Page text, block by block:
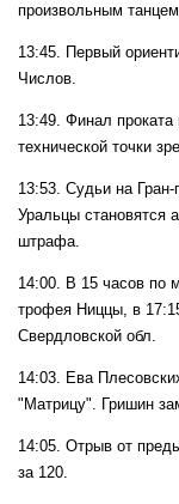
произвольным
13:45. Первый
Числов.
13:49. Финал
технической точки
13:53. Судьи на
Уральцы становятся
штрафа.
14:00. В 15 часов по
трофея Ниццы, в
Свердловской обл.
14:03. Ева
"Матрицу". Гришин
14:05. Отрыв от
за 120.